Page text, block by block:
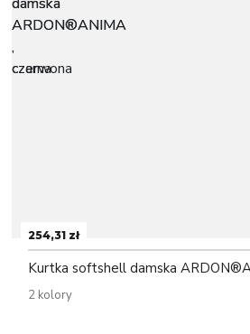
254,31 zł
Kurtka softshell damska
2 kolory